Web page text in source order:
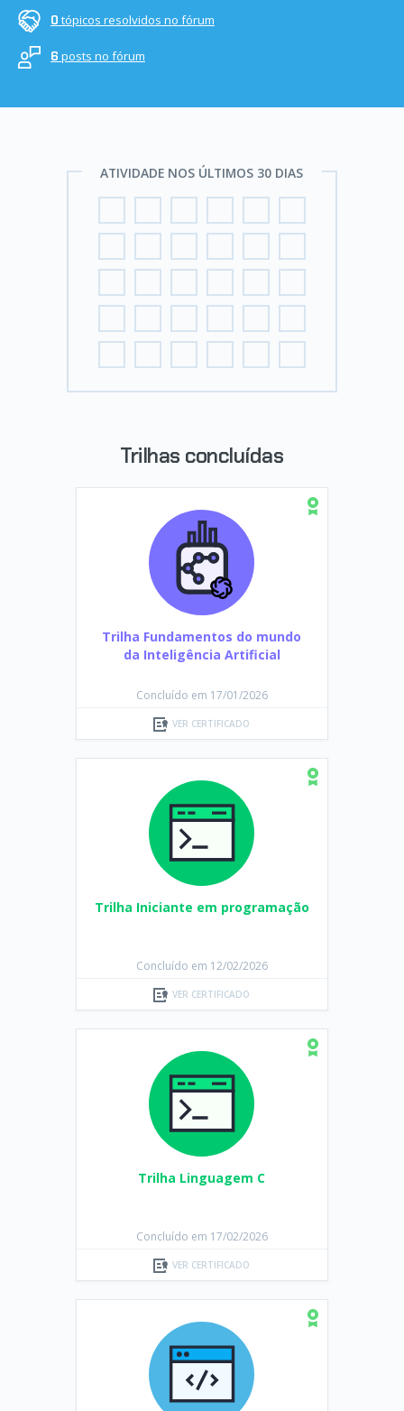
0 tópicos resolvidos no fórum
6 posts no fórum
ATIVIDADE NOS ÚLTIMOS 30 DIAS
Trilhas concluídas
Trilha Fundamentos do mundo
da Inteligência Artificial
Concluído em 17/01/2026
VER CERTIFICADO
Trilha Iniciante em programação
Concluído em 12/02/2026
VER CERTIFICADO
Trilha Linguagem C
Concluído em 17/02/2026
VER CERTIFICADO